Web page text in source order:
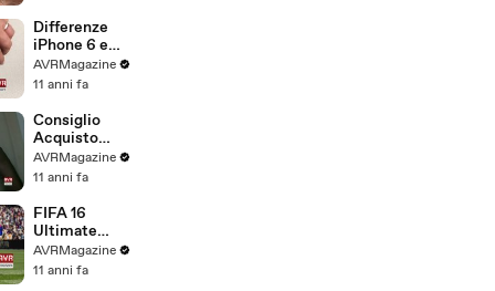
Differenze
iPhone 6 e
iPhone 6S -
AVRMagazine
AVRMagazine
11 anni fa
Consiglio
Acquisto
iPhone 6S e
iPhone 6S
AVRMagazine
.com
AVRMagazine
11 anni fa
FIFA 16
Ultimate
Team gioco di
calcio per
AVRMagazine
11 anni fa